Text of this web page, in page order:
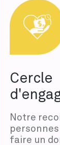
Cercle
Notre
faire un